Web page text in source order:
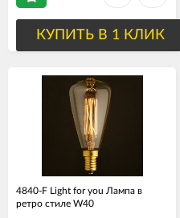
КУПИТЬ В 1 КЛИК
4840-F Light for you Лампа в
ретро стиле W40